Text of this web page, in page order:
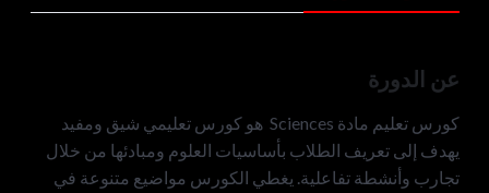
عن الدورة
كورس تعليم مادة Sciences هو كورس تعليمي شيق ومفيد
يهدف إلى تعريف الطلاب بأساسيات العلوم ومبادئها من خلال
تجارب وأنشطة تفاعلية. يغطي الكورس مواضيع متنوعة في